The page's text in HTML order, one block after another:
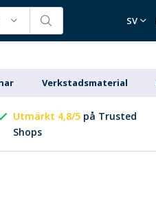
SV
Verkstadsmaterial
Utmärkt 4,8/5 på Trusted
Shops